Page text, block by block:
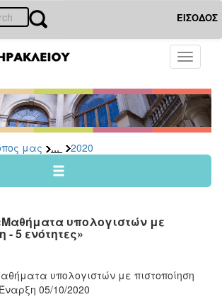
ΕΙΣΟΔΟΣ
Toggle
μας ... 2020
υπολογιστών με
- 5 ενότητες»
υπολογιστών με πιστοποίηση
05/10/2020